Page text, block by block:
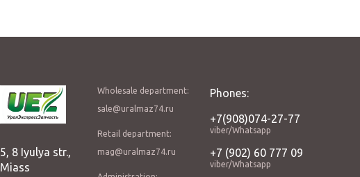
5, 8 Iyulya str.,
Miass
Wholesale department:
sale@uralmaz74.ru
Retail department:
mag@uralmaz74.ru
Phones:
+7(908)074-27-77
viber/Whatsapp
+7 (902) 60 777 09
viber/Whatsapp